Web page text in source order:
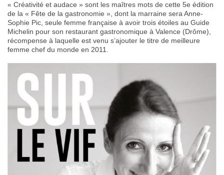
« Créativité et audace » sont les maîtres mots de cette 5e édition
de la « Fête de la gastronomie », dont la marraine sera Anne-
Sophie Pic, seule femme française à avoir trois étoiles au Guide
Michelin pour son restaurant gastronomique à Valence (Drôme),
récompense à laquelle est venu s’ajouter le titre de meilleure
femme chef du monde en 2011.